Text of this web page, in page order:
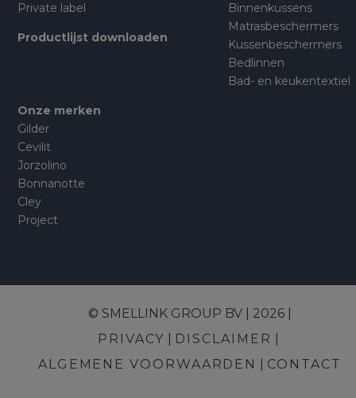
Private label
Productlijst downloaden
Binnenkussens
Matrasbeschermers
Kussenbeschermers
Bedlinnen
Bad- en keukentextiel
Onze merken
Gilder
Cevilit
Jorzolino
Bonnanotte
Cley
Project
© SMELLINK GROUP BV | 2026 |
PRIVACY
DISCLAIMER
ALGEMENE VOORWAARDEN
CONTACT